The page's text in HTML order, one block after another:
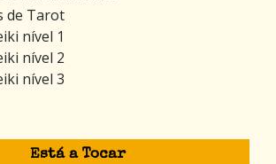
de Tarot
nível 1
nível 2
nível 3
Está a Tocar